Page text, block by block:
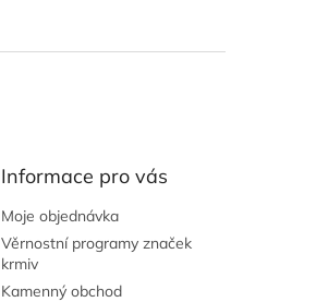
Informace pro vás
Moje objednávka
Věrnostní programy značek
krmiv
Kamenný obchod